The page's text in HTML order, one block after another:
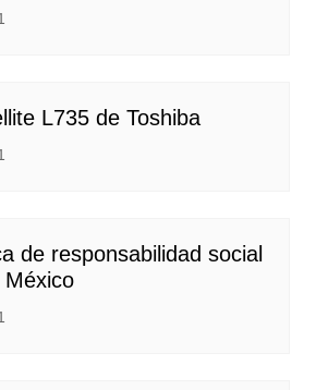
L735 de Toshiba
de responsabilidad social